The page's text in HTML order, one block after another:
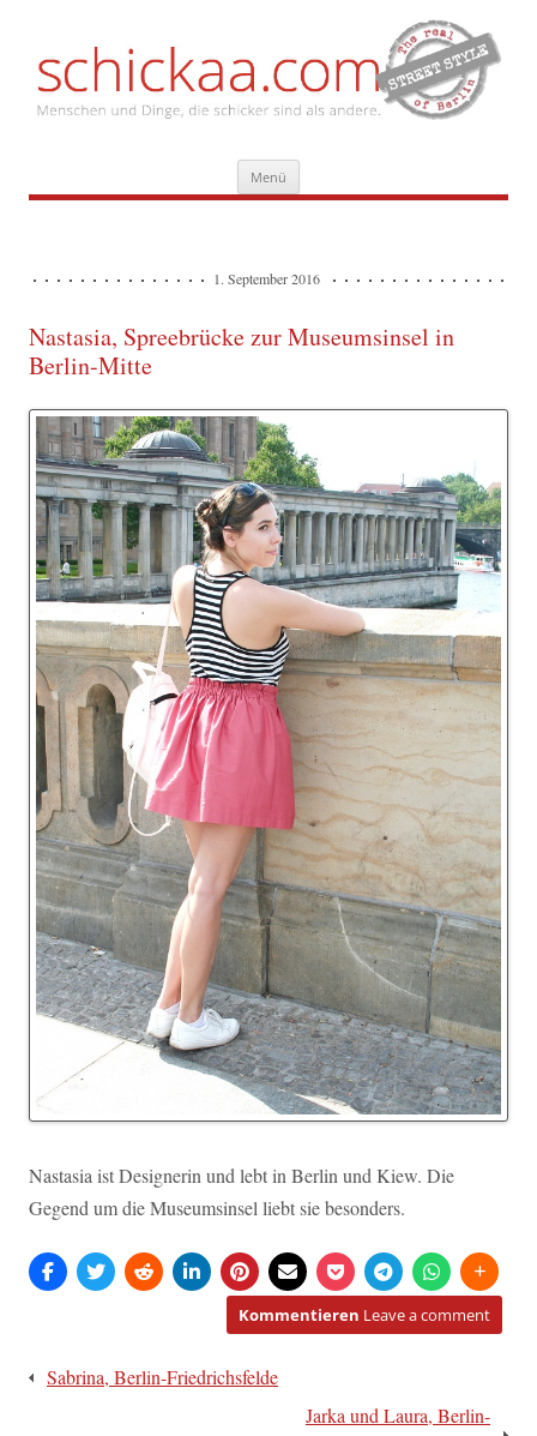
Menü Inhalt
springen
1. September 2016
Nastasia, Spreebrücke zur Museumsinsel in
Berlin-Mitte
Nastasia ist Designerin und lebt in Berlin und Kiew. Die
Gegend um die Museumsinsel liebt sie besonders.
Kommentieren Leave a comment
Beitragsnavigation
Sabrina, Berlin-Friedrichsfelde
Jarka und Laura, Berlin-